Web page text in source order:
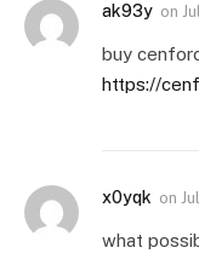
ak93y on
buy
https://
x0yqk on
what